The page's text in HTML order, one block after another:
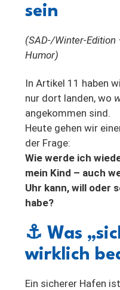
sein
(SAD-/Winter-Edition
Humor)
In Artikel 11 haben
nur dort landen, wo
angekommen sind.
Heute gehen wir
der Frage:
Wie werde ich
mein Kind – auch
Uhr kann, will oder
habe?
⚓ Was
wirklich
Ein sicherer Hafen